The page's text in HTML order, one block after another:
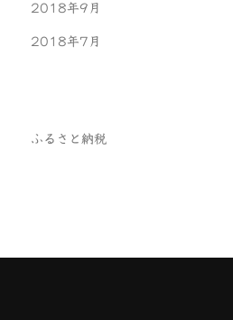
2018年9月
2018年7月
ふるさと納税